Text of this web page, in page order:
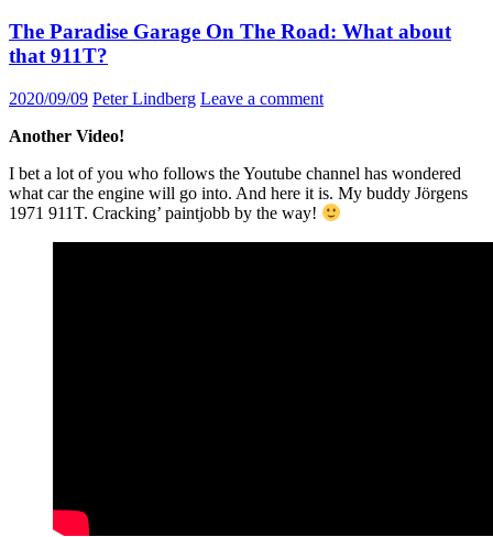
The Paradise Garage On The Road: What about
that 911T?
2020/09/09 Peter Lindberg Leave a comment
Another Video!
I bet a lot of you who follows the Youtube channel has wondered
what car the engine will go into. And here it is. My buddy Jörgens
1971 911T. Cracking’ paintjobb by the way!